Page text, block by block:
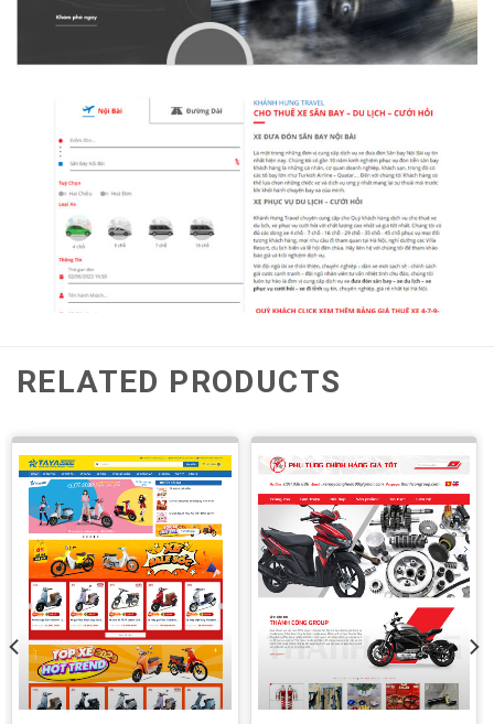
RELATED PRODUCTS